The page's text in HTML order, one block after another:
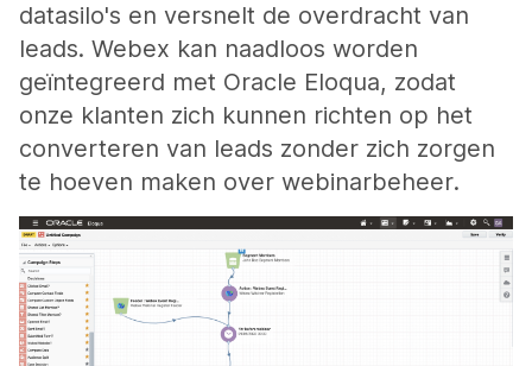
datasilo's en versnelt de overdracht van
leads. Webex kan naadloos worden
geïntegreerd met Oracle Eloqua, zodat
onze klanten zich kunnen richten op het
converteren van leads zonder zich zorgen
te hoeven maken over webinarbeheer.